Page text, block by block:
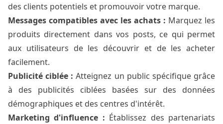
des clients potentiels et promouvoir votre marque.
Messages compatibles avec les achats : Marquez les
produits directement dans vos posts, ce qui permet
aux utilisateurs de les découvrir et de les acheter
facilement.
Publicité ciblée : Atteignez un public spécifique grâce
à des publicités ciblées basées sur des données
démographiques et des centres d'intérêt.
Marketing d'influence : Établissez des partenariats